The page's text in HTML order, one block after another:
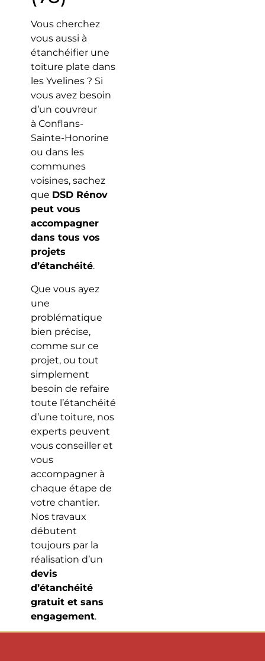
Vous cherchez
vous aussi à
étanchéifier une
toiture plate dans
les Yvelines ? Si
vous avez besoin
d’un couvreur
à Conflans-
Sainte-Honorine
ou dans les
communes
voisines, sachez
que DSD Rénov
peut vous
accompagner
dans tous vos
projets
d’étanchéité.
Que vous ayez
une
problématique
bien précise,
comme sur ce
projet, ou tout
simplement
besoin de refaire
toute l’étanchéité
d’une toiture, nos
experts peuvent
vous conseiller et
vous
accompagner à
chaque étape de
votre chantier.
Nos travaux
débutent
toujours par la
réalisation d’un
devis
d’étanchéité
gratuit et sans
engagement.